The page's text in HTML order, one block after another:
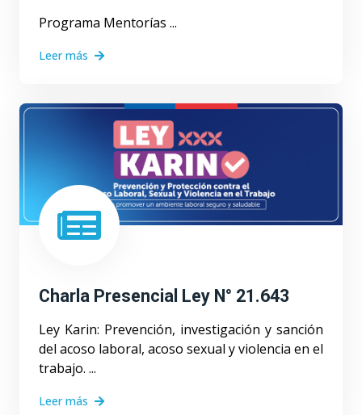
Programa Mentorías ...
Leer más
Charla Presencial Ley N° 21.643
Ley Karin: Prevención, investigación y sanción
del acoso laboral, acoso sexual y violencia en el
trabajo. ...
Leer más